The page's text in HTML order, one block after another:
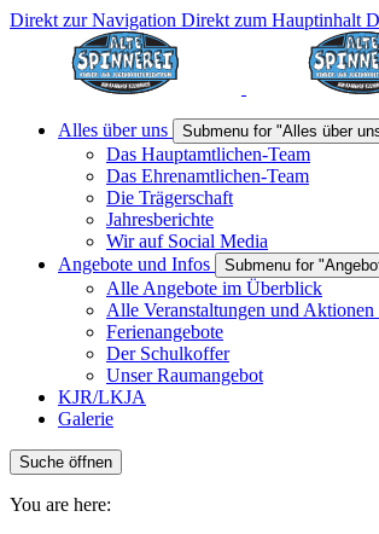
Direkt zur Navigation Direkt zum Hauptinhalt
Alles über uns Submenu for "Alles über
Das Hauptamtlichen-Team
Das Ehrenamtlichen-Team
Die Trägerschaft
Jahresberichte
Wir auf Social Media
Angebote und Infos
Submenu for
Alle Angebote im Überblick
Alle Veranstaltungen und Aktionen
Ferienangebote
Der Schulkoffer
Unser Raumangebot
KJR/LKJA
Galerie
Suche öffnen
You are here: